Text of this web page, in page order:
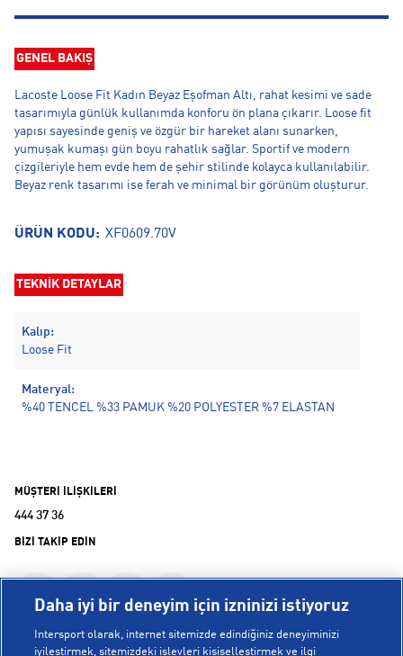
GENEL BAKIŞ
Lacoste Loose Fit Kadın Beyaz Eşofman Altı, rahat kesimi ve sade
tasarımıyla günlük kullanımda konforu ön plana çıkarır. Loose fit
yapısı sayesinde geniş ve özgür bir hareket alanı sunarken,
yumuşak kumaşı gün boyu rahatlık sağlar. Sportif ve modern
çizgileriyle hem evde hem de şehir stilinde kolayca kullanılabilir.
Beyaz renk tasarımı ise ferah ve minimal bir görünüm oluşturur.
ÜRÜN KODU: XF0609.70V
TEKNİK DETAYLAR
Kalıp:
Loose Fit
Materyal:
%40 TENCEL %33 PAMUK %20 POLYESTER %7 ELASTAN
MÜŞTERİ İLİŞKİLERİ
444 37 36
BİZİ TAKİP EDİN
Daha iyi bir deneyim için izninizi istiyoruz
Intersport olarak, internet sitemizde edindiğiniz deneyiminizi
iyileştirmek, sitemizdeki işlevleri kişiselleştirmek ve ilgi